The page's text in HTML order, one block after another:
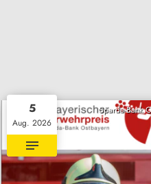
Sparda-Bank
5
Aug. 2026